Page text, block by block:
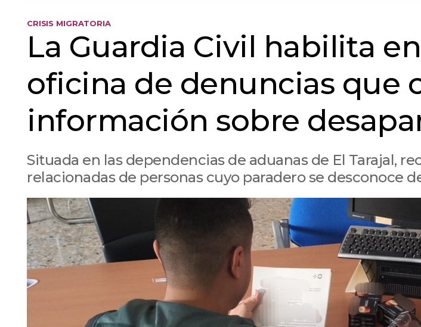
CRISIS MIGRATORIA
La Guardia Civil habilita
oficina de denuncias que
información sobre
Situada en las dependencias de aduanas de El Tarajal,
relacionadas de personas cuyo paradero se desconoce